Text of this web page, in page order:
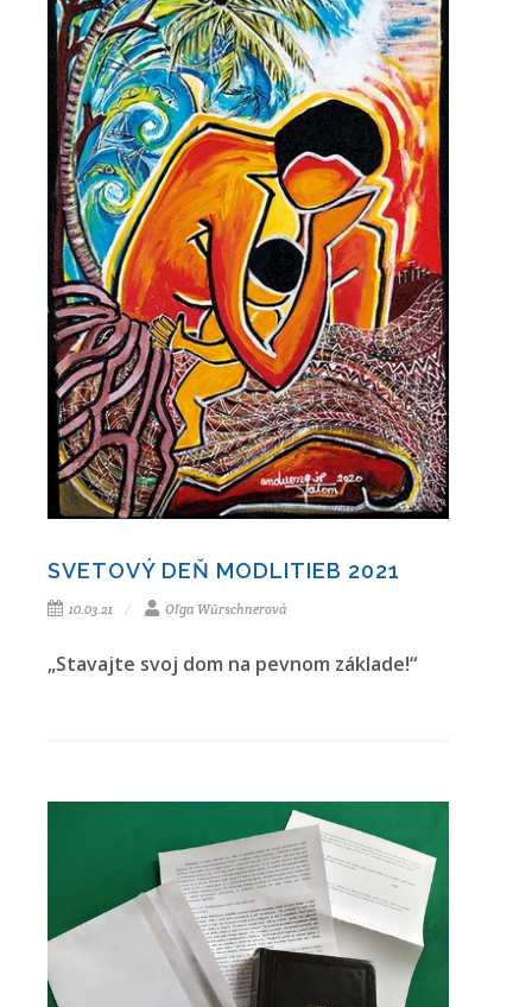
SVETOVÝ DEŇ MODLITIEB 2021
10.03.21 Oľga Wűrschnerová
„Stavajte svoj dom na pevnom základe!“